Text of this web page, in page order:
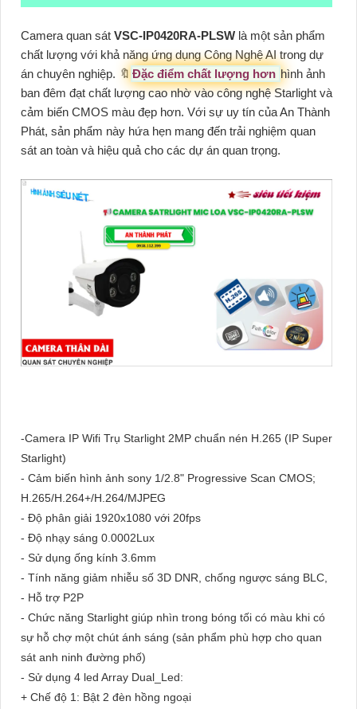
Camera quan sát VSC-IP0420RA-PLSW là một sản phẩm
chất lượng với khả năng ứng dụng Công Nghệ AI trong dự
án chuyên nghiệp. 🔖 Đặc điểm chất lượng hơn hình ảnh
ban đêm đạt chất lượng cao nhờ vào công nghệ Starlight và
cảm biến CMOS màu đẹp hơn. Với sự uy tín của An Thành
Phát, sản phẩm này hứa hẹn mang đến trải nghiệm quan
sát an toàn và hiệu quả cho các dự án quan trọng.
-Camera IP Wifi Trụ Starlight 2MP chuẩn nén H.265 (IP Super
Starlight)
- Cảm biến hình ảnh sony 1/2.8" Progressive Scan CMOS;
H.265/H.264+/H.264/MJPEG
- Độ phân giải 1920x1080 với 20fps
- Độ nhạy sáng 0.0002Lux
- Sử dụng ống kính 3.6mm
- Tính năng giảm nhiễu số 3D DNR, chống ngược sáng BLC,
- Hỗ trợ P2P
- Chức năng Starlight giúp nhìn trong bóng tối có màu khi có
sự hỗ chợ một chút ánh sáng (sản phẩm phù hợp cho quan
sát anh ninh đường phố)
- Sử dụng 4 led Array Dual_Led:
+ Chế độ 1: Bật 2 đèn hồng ngoại